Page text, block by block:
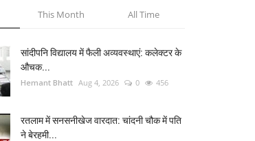
This Month All Time
सांदीपनि विद्यालय में फैली अव्यवस्थाएं: कलेक्टर के
औचक...
Hemant Bhatt Aug 4, 2026 0 456
रतलाम में सनसनीखेज वारदात: चांदनी चौक में पति
ने बेरहमी...